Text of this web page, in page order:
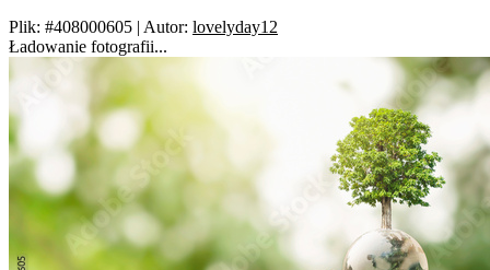
Plik: #408000605 | Autor: lovelyday12
Ładowanie fotografii...